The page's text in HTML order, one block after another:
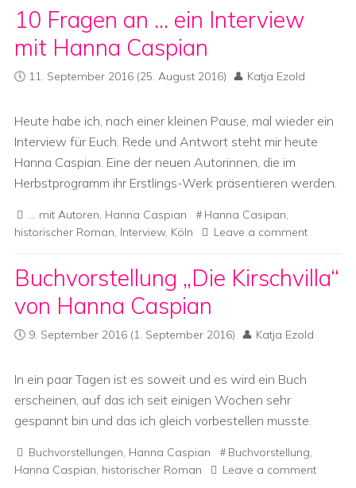
10 Fragen an … ein Interview
mit Hanna Caspian
11. September 2016 (25. August 2016) Katja Ezold
Heute habe ich, nach einer kleinen Pause, mal wieder ein
Interview für Euch. Rede und Antwort steht mir heute
Hanna Caspian. Eine der neuen Autorinnen, die im
Herbstprogramm ihr Erstlings-Werk präsentieren werden.
... mit Autoren, Hanna Caspian Hanna Casipan,
historischer Roman, Interview, Köln Leave a comment
Buchvorstellung „Die Kirschvilla“
von Hanna Caspian
9. September 2016 (1. September 2016) Katja Ezold
In ein paar Tagen ist es soweit und es wird ein Buch
erscheinen, auf das ich seit einigen Wochen sehr
gespannt bin und das ich gleich vorbestellen musste.
Buchvorstellungen, Hanna Caspian Buchvorstellung,
Hanna Caspian, historischer Roman Leave a comment